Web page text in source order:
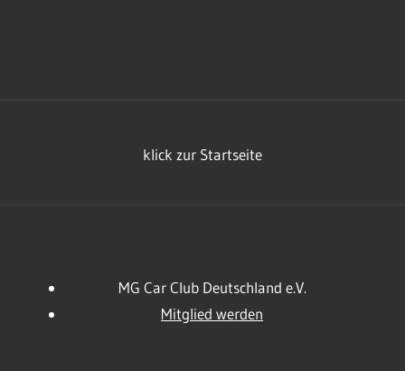
klick zur Startseite
MG Car Club Deutschland e.V.
Mitglied werden